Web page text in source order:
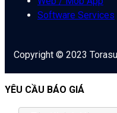
Software Services
Copyright © 2023
YÊU CẦU BÁO GIÁ